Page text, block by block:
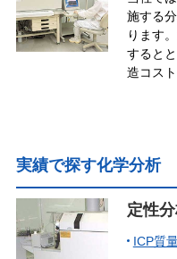
施する
ります
すると
造コス
実績で探す化学分析
定性
ICP質